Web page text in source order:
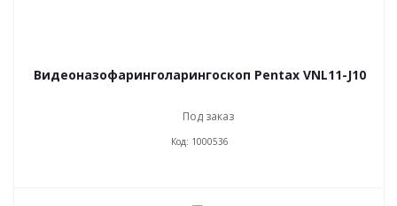
Видеоназофаринголарингоскоп Pentax VNL11-J10
Под заказ
Код: 1000536